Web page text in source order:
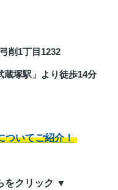
削1丁目1232
蔵塚駅」より徒歩14分
ついてご紹介！
をクリック ▼